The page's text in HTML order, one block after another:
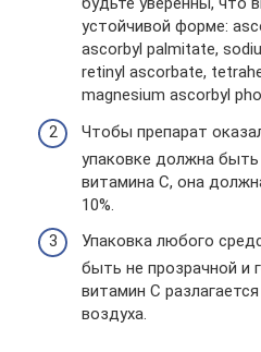
устойчивой форме:
ascorbyl palmitate,
retinyl ascorbate,
magnesium ascorbyl
Чтобы препарат
упаковке должна
витамина С, она
10%.
Упаковка любого
быть не прозрачной и
витамин С
воздуха.